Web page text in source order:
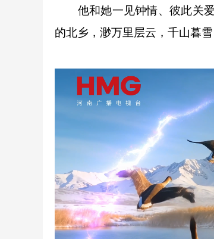
他和她一见钟情、彼此关爱
的北乡，渺万里层云，千山暮